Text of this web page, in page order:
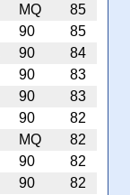
MQ
85
90
85
90
84
90
83
90
83
90
82
MQ
82
90
82
90
82